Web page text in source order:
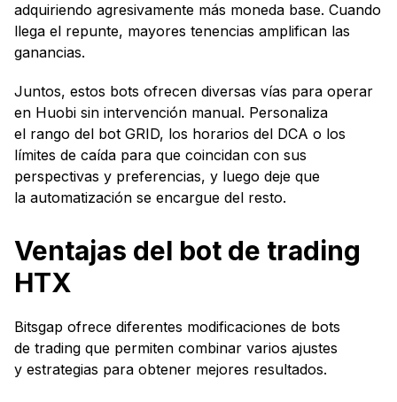
adquiriendo agresivamente más moneda base. Cuando
llega el repunte, mayores tenencias amplifican las
ganancias.
Juntos, estos bots ofrecen diversas vías para operar
en Huobi sin intervención manual. Personaliza
el rango del bot GRID, los horarios del DCA o los
límites de caída para que coincidan con sus
perspectivas y preferencias, y luego deje que
la automatización se encargue del resto.
Ventajas del bot de trading
HTX
Bitsgap ofrece diferentes modificaciones de bots
de trading que permiten combinar varios ajustes
y estrategias para obtener mejores resultados.